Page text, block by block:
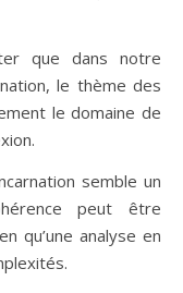
que dans notre
le thème des
le domaine de
semble un
peut être
qu’une analyse en